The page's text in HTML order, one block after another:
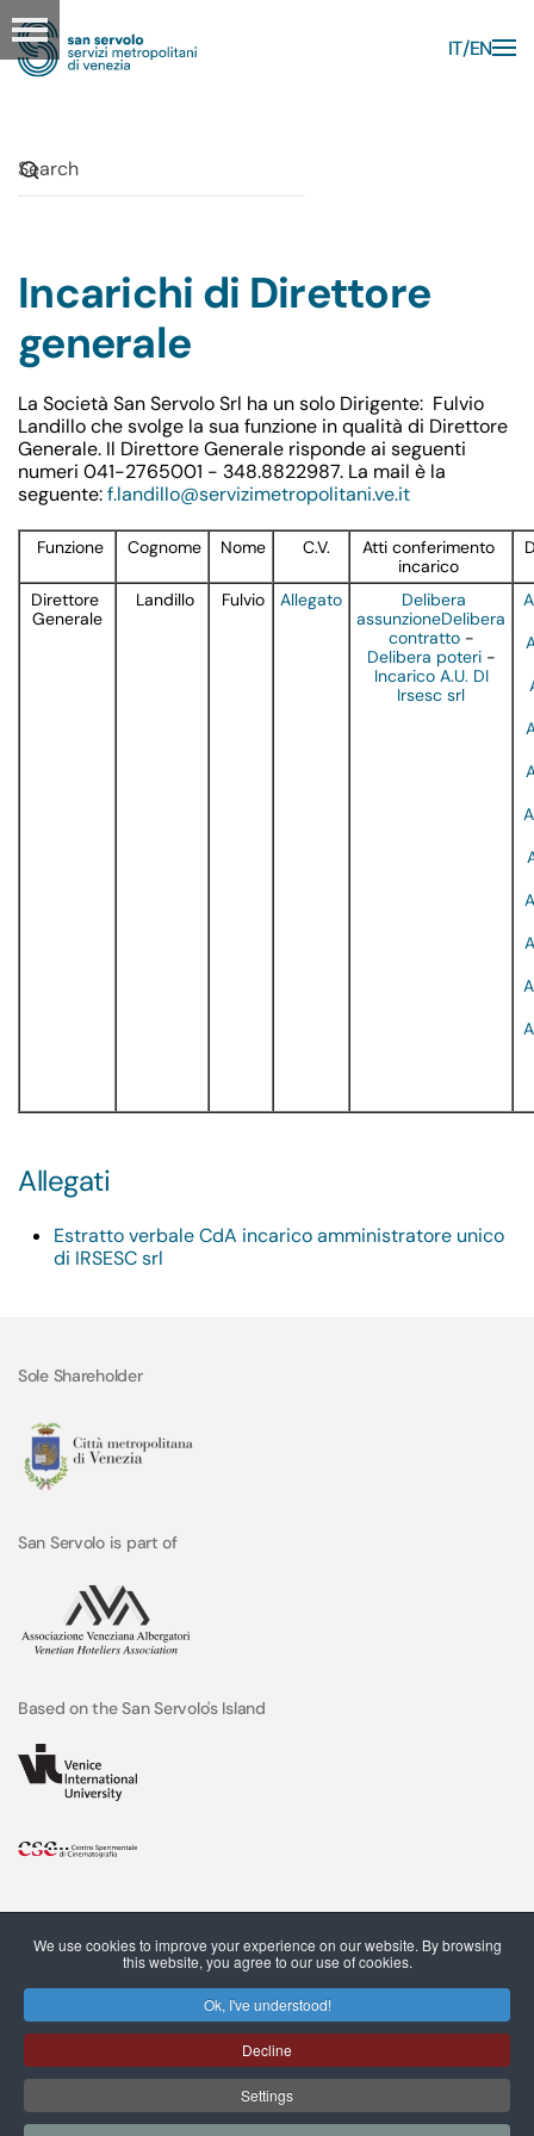
We use cookies to improve your experience on our website. By browsing
this website, you agree to our use of cookies.
Ok, I've understood!
Decline
Settings
Skip to main content
IT EN
Incarichi di Direttore
generale
La Società San Servolo Srl ha un solo Dirigente: Fulvio
Landillo che svolge la sua funzione in qualità di Direttore
Generale. Il Direttore Generale risponde ai seguenti
numeri 041-2765001 - 348.8822987. La mail è la
seguente:f.landillo@servizimetropolitani.ve.it
Funzione Cognome Nome C.V.
Atti conferimento
incarico
Direttore
Generale
Landillo Fulvio Allegato
Delibera
assunzioneDelibera
contratto-
Delibera poteri-
Incarico A.U. DI
Irsesc srl
Allegati
Estratto verbale CdA incarico amministratore unico
di IRSESC srl
Sole Shareholder
San Servolo is part of
Based on the San Servolo's Island
C.F. e P.IVA 03544490273 © San Servolo srl, 2022